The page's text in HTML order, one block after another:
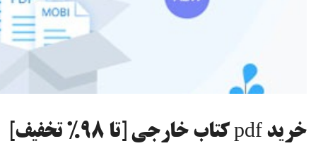
خرید pdf کتاب خارجی [تا 98% تخفیف]